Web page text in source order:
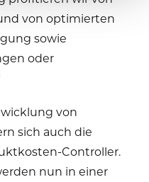
von optimierten
sowie
oder
von
sich auch die
Controller.
nun in einer